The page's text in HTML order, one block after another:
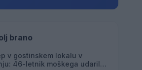
brano
v gostinskem lokalu v
46-letnik moškega udaril s